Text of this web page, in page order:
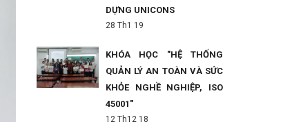
DỰNG UNICONS
28 Th1 19
KHÓA HỌC "HỆ THỐNG
QUẢN LÝ AN TOÀN VÀ SỨC
KHỎE NGHỀ NGHIỆP, ISO
45001"
12 Th12 18